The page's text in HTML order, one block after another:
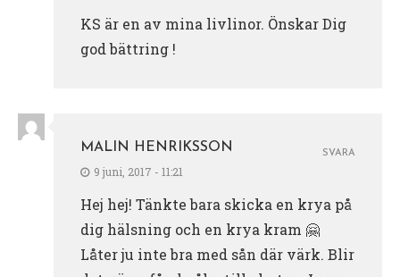
KS är en av mina livlinor. Önskar Dig
god bättring !
MALIN HENRIKSSON
9 juni, 2017 - 11:21
Hej hej! Tänkte bara skicka en krya på
dig hälsning och en krya kram 🤗
Låter ju inte bra med sån där värk. Blir
SVARA